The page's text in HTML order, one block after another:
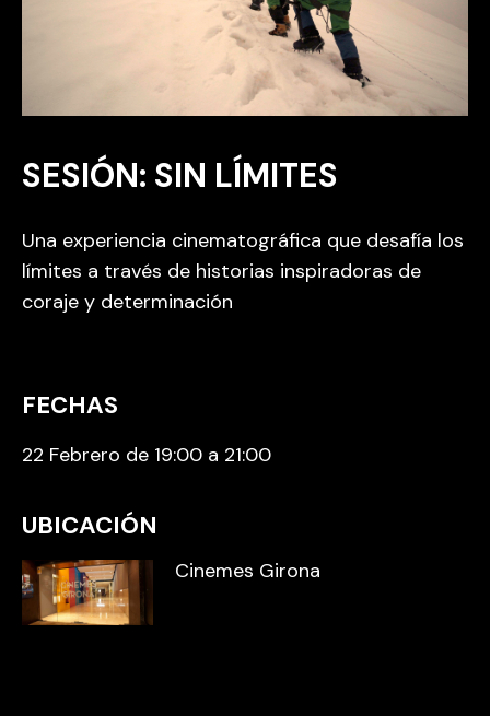
SESIÓN: SIN LÍMITES
Una experiencia cinematográfica que desafía los
límites a través de historias inspiradoras de
coraje y determinación
FECHAS
22 Febrero de 19:00 a 21:00
UBICACIÓN
Cinemes Girona